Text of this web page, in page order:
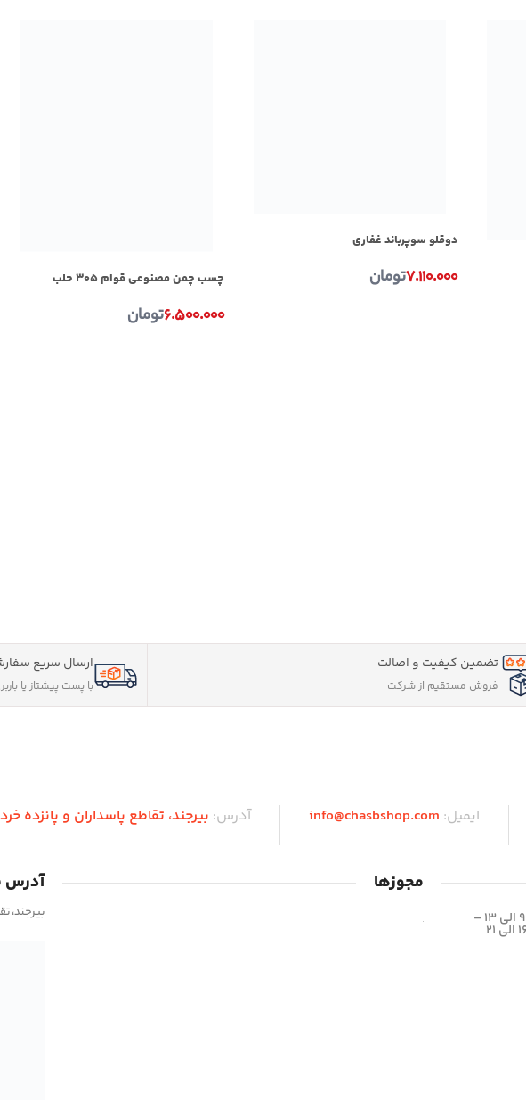
دوقلو سوپرباند غفاری
۷.۱۱۰.۰۰۰تومان چسب چمن مصنوعی قوام ۳۰۵ حلب
۶.۵۰۰.۰۰۰تومان
تضمین کیفیت و اصالت
فروش مستقیم از شرکت
ارسال سریع
با پست پیشتاز یا
ایمیل: info@chasbshop.com آدرس: بیرجند،‌ تقاطع پاسداران و پانزده
شیفت صبح 9 الی 13 –
مجوزها آدرس
بیرجند،